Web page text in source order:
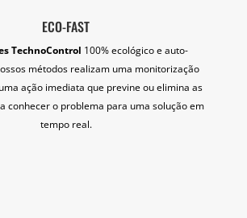
ECO-FAST
TechnoControl 100% ecológico e auto-
métodos realizam uma monitorização
ação imediata que previne ou elimina as
conhecer o problema para uma solução em
tempo real.